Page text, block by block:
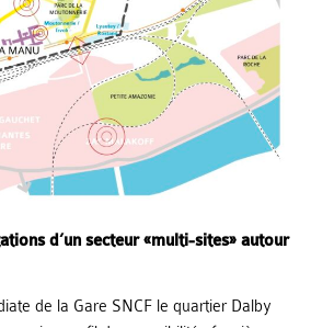
d’un secteur «multi-sites» autour
de la Gare SNCF le quartier Dalby